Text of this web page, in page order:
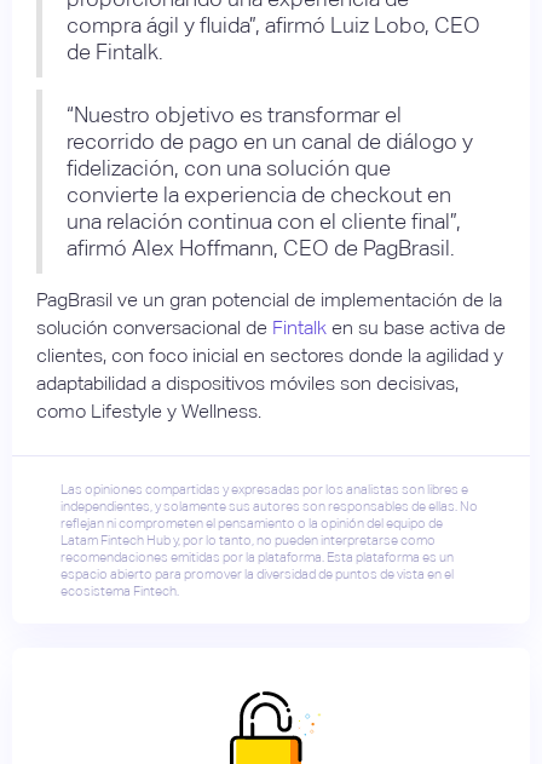
compra ágil y fluida”, afirmó Luiz Lobo, CEO
de Fintalk.
“Nuestro objetivo es transformar el
recorrido de pago en un canal de diálogo y
fidelización, con una solución que
convierte la experiencia de checkout en
una relación continua con el cliente final”,
afirmó Alex Hoffmann, CEO de PagBrasil.
PagBrasil ve un gran potencial de implementación de la
solución conversacional de Fintalk en su base activa de
clientes, con foco inicial en sectores donde la agilidad y
adaptabilidad a dispositivos móviles son decisivas,
como Lifestyle y Wellness.
Las opiniones compartidas y expresadas por los analistas son libres e
independientes, y solamente sus autores son responsables de ellas. No
reflejan ni comprometen el pensamiento o la opinión del equipo de
Latam Fintech Hub y, por lo tanto, no pueden interpretarse como
recomendaciones emitidas por la plataforma. Esta plataforma es un
espacio abierto para promover la diversidad de puntos de vista en el
ecosistema Fintech.